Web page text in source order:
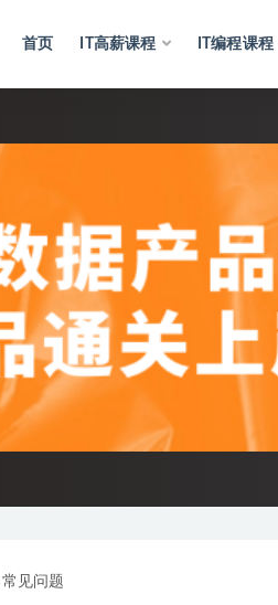
首页 IT高薪课程 IT编程课程
常见问题